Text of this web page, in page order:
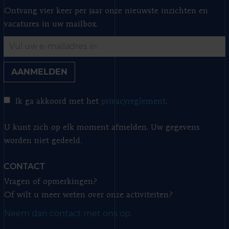
Ontvang vier keer per jaar onze nieuwste inzichten en
vacatures in uw mailbox.
AANMELDEN
Ik ga akkoord met het privacyreglement.
U kunt zich op elk moment afmelden. Uw gegevens
worden niet gedeeld.
CONTACT
Vragen of opmerkingen?
Of wilt u meer weten over onze activiteiten?
Neem dan contact met ons op.